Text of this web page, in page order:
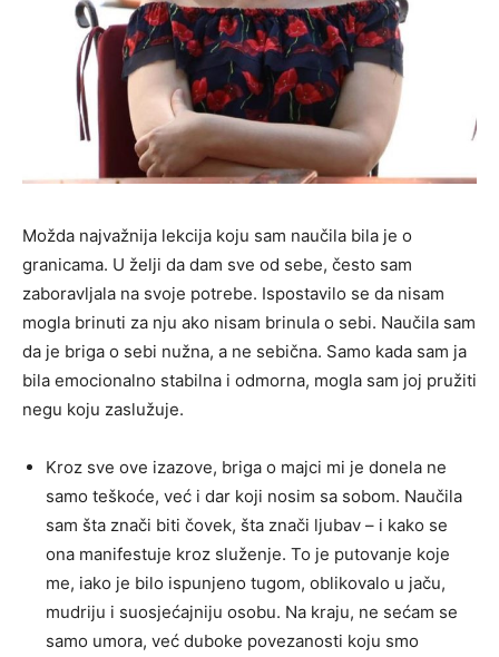
Možda najvažnija lekcija koju sam naučila bila je o
granicama. U želji da dam sve od sebe, često sam
zaboravljala na svoje potrebe. Ispostavilo se da nisam
mogla brinuti za nju ako nisam brinula o sebi. Naučila sam
da je briga o sebi nužna, a ne sebična. Samo kada sam ja
bila emocionalno stabilna i odmorna, mogla sam joj pružiti
negu koju zaslužuje.
Kroz sve ove izazove, briga o majci mi je donela ne
samo teškoće, već i dar koji nosim sa sobom. Naučila
sam šta znači biti čovek, šta znači ljubav – i kako se
ona manifestuje kroz služenje. To je putovanje koje
me, iako je bilo ispunjeno tugom, oblikovalo u jaču,
mudriju i suosjećajniju osobu. Na kraju, ne sećam se
samo umora, već duboke povezanosti koju smo